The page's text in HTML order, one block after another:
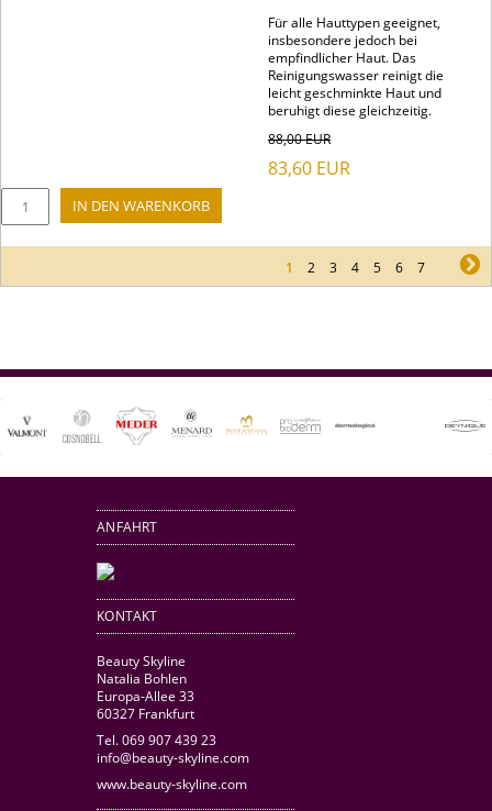
Für alle Hauttypen geeignet,
insbesondere jedoch bei
empfindlicher Haut. Das
Reinigungswasser reinigt die
leicht geschminkte Haut und
beruhigt diese gleichzeitig.
88,00EUR
83,60 EUR
1 2 3 4 5 6 7
ANFAHRT
KONTAKT
Beauty Skyline
Natalia Bohlen
Europa-Allee 33
60327 Frankfurt
Tel. 069 907 439 23
info@beauty-skyline.com
www.beauty-skyline.com